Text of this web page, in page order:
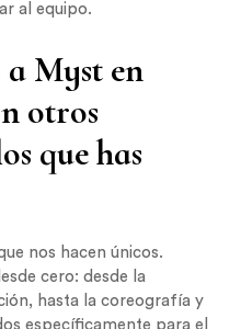
al equipo.
a Myst en
otros
que has
nos hacen únicos.
cero: desde la
hasta la coreografía y
específicamente para el